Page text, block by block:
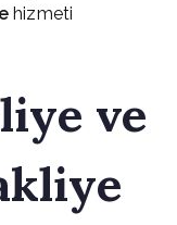
hizmeti
ve